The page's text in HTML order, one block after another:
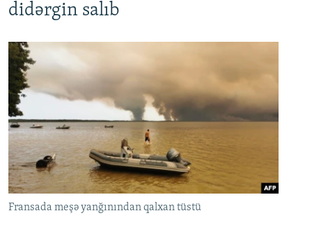
didərgin salıb
Fransada meşə yanğınından qalxan tüstü